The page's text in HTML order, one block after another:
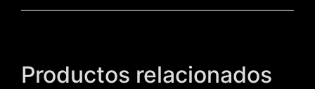
Productos relacionados